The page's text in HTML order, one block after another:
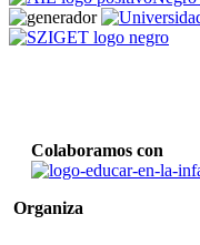
Colaboramos con
Organiza